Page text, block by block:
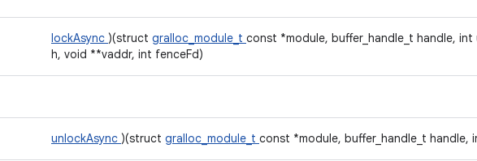
lockAsync )(struct gralloc_module_t const *module, buffer_handle_t handle,
h, void **vaddr, int fenceFd)
unlockAsync )(struct gralloc_module_t const *module, buffer_handle_t handle,